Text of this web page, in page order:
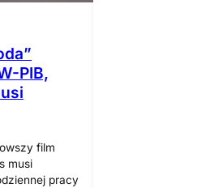
PIB,
film
musi
pracy